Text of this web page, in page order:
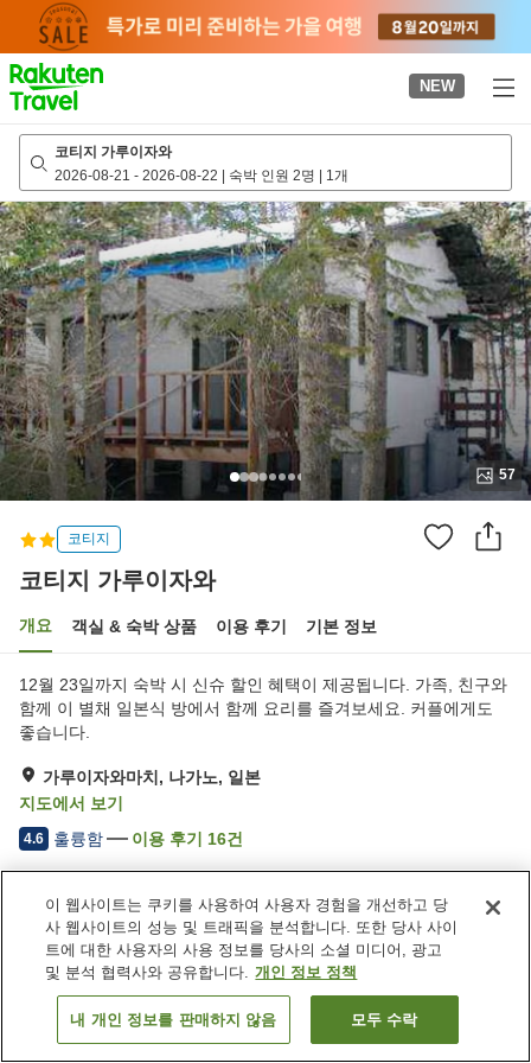
page
NEW
코티지 가루이자와
2026-08-21 - 2026-08-22 | 숙박 인원 2명 | 1개
57
코티지
코티지 가루이자와
개요 객실 & 숙박 상품 이용 후기 기본 정보
12월 23일까지 숙박 시 신슈 할인 혜택이 제공됩니다. 가족, 친구와
함께 이 별채 일본식 방에서 함께 요리를 즐겨보세요. 커플에게도
좋습니다.
가루이자와마치, 나가노, 일본
지도에서 보기
4.6 훌륭함 이용 후기 16건
숙소 편의 시설/서비스
Wi-Fi 주차장
객실 보기
이 웹사이트는 쿠키를 사용하여 사용자 경험을 개선하고 당
사 웹사이트의 성능 및 트래픽을 분석합니다. 또한 당사 사이
트에 대한 사용자의 사용 정보를 당사의 소셜 미디어, 광고
및 분석 협력사와 공유합니다. 개인 정보 정책
내 개인 정보를 판매하지 않음 모두 수락